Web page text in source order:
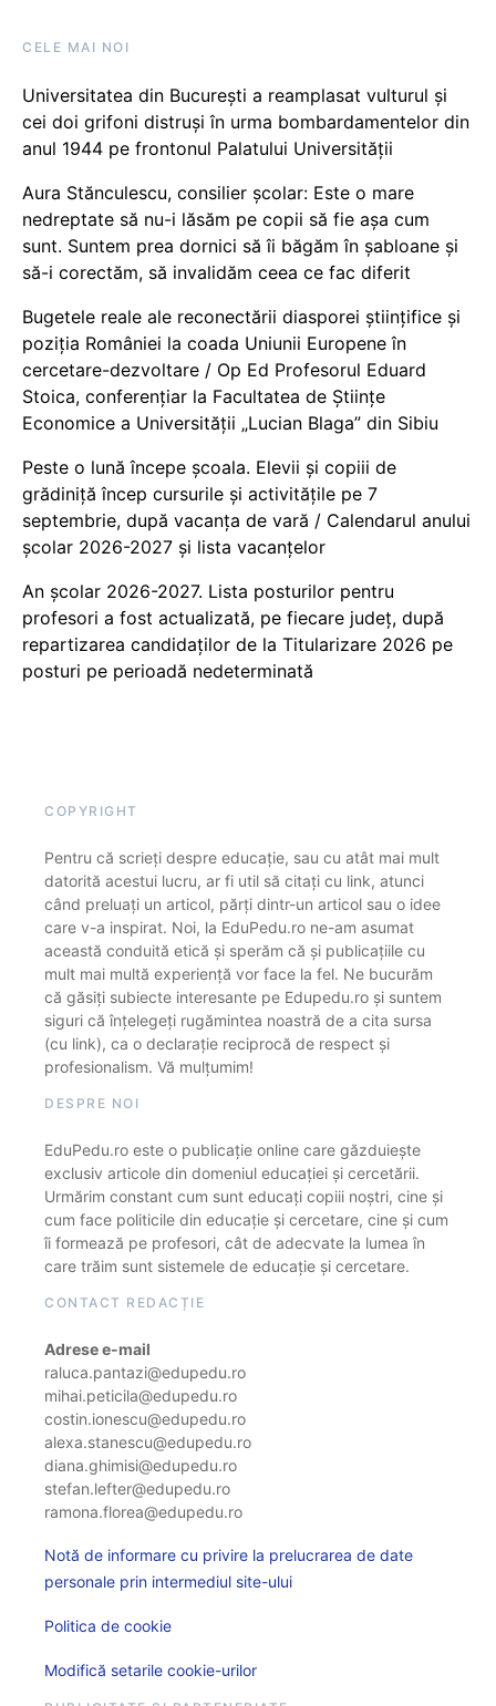
CELE MAI NOI
Universitatea din București a reamplasat vulturul și
cei doi grifoni distruși în urma bombardamentelor din
anul 1944 pe frontonul Palatului Universității
Aura Stănculescu, consilier școlar: Este o mare
nedreptate să nu-i lăsăm pe copii să fie așa cum
sunt. Suntem prea dornici să îi băgăm în șabloane și
să-i corectăm, să invalidăm ceea ce fac diferit
Bugetele reale ale reconectării diasporei științifice și
poziția României la coada Uniunii Europene în
cercetare-dezvoltare / Op Ed Profesorul Eduard
Stoica, conferențiar la Facultatea de Științe
Economice a Universității „Lucian Blaga” din Sibiu
Peste o lună începe școala. Elevii și copiii de
grădiniță încep cursurile și activitățile pe 7
septembrie, după vacanța de vară / Calendarul anului
școlar 2026-2027 și lista vacanțelor
An școlar 2026-2027. Lista posturilor pentru
profesori a fost actualizată, pe fiecare județ, după
repartizarea candidaților de la Titularizare 2026 pe
posturi pe perioadă nedeterminată
COPYRIGHT
Pentru că scrieți despre educație, sau cu atât mai mult
datorită acestui lucru, ar fi util să citați cu link, atunci
când preluați un articol, părți dintr-un articol sau o idee
care v-a inspirat. Noi, la EduPedu.ro ne-am asumat
această conduită etică și sperăm că și publicațiile cu
mult mai multă experiență vor face la fel. Ne bucurăm
că găsiți subiecte interesante pe Edupedu.ro și suntem
siguri că înțelegeți rugămintea noastră de a cita sursa
(cu link), ca o declarație reciprocă de respect și
profesionalism. Vă mulțumim!
DESPRE NOI
EduPedu.ro este o publicație online care găzduiește
exclusiv articole din domeniul educației și cercetării.
Urmărim constant cum sunt educați copiii noștri, cine și
cum face politicile din educație și cercetare, cine și cum
îi formează pe profesori, cât de adecvate la lumea în
care trăim sunt sistemele de educație și cercetare.
CONTACT REDACȚIE
Adrese e-mail
raluca.pantazi@edupedu.ro
mihai.peticila@edupedu.ro
costin.ionescu@edupedu.ro
alexa.stanescu@edupedu.ro
diana.ghimisi@edupedu.ro
stefan.lefter@edupedu.ro
ramona.florea@edupedu.ro
Notă de informare cu privire la prelucrarea de date
personale prin intermediul site-ului
Politica de cookie
Modifică setarile cookie-urilor